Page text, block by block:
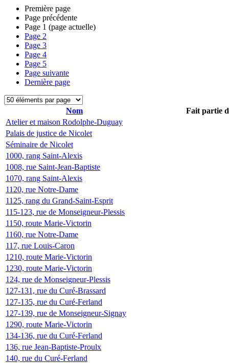
Première page
Page précédente
Page 1 (page actuelle)
Page 2
Page 3
Page 4
Page 5
Page suivante
Dernière page
Nom
Fait partie
Atelier et maison Rodolphe-Duguay
Palais de justice de Nicolet
Séminaire de Nicolet
1000, rang Saint-Alexis
1008, rue Saint-Jean-Baptiste
1070, rang Saint-Alexis
1120, rue Notre-Dame
1125, rang du Grand-Saint-Esprit
115-123, rue de Monseigneur-Plessis
1150, route Marie-Victorin
1160, rue Notre-Dame
117, rue Louis-Caron
1210, route Marie-Victorin
1230, route Marie-Victorin
124, rue de Monseigneur-Plessis
127-131, rue du Curé-Brassard
127-135, rue du Curé-Ferland
127-139, rue de Monseigneur-Signay
1290, route Marie-Victorin
134-136, rue du Curé-Ferland
136, rue Jean-Baptiste-Proulx
140, rue du Curé-Ferland